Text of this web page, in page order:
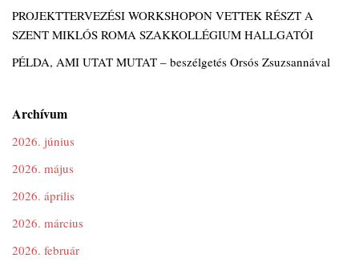
PROJEKTTERVEZÉSI WORKSHOPON VETTEK RÉSZT A
SZENT MIKLÓS ROMA SZAKKOLLÉGIUM HALLGATÓI
PÉLDA, AMI UTAT MUTAT – beszélgetés Orsós Zsuzsannával
Archívum
2026. június
2026. május
2026. április
2026. március
2026. február